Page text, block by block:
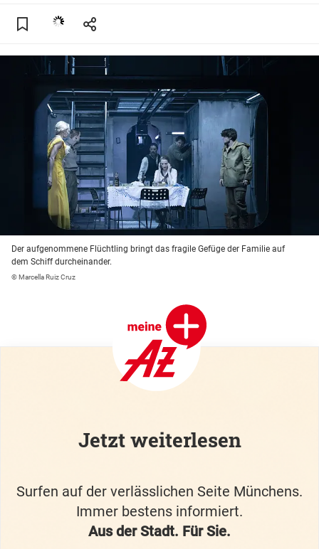
Der aufgenommene Flüchtling bringt das fragile Gefüge der Familie auf
dem Schiff durcheinander.
© Marcella Ruiz Cruz
Jetzt weiterlesen
Surfen auf der verlässlichen Seite Münchens.
Immer bestens informiert.
Aus der Stadt. Für Sie.